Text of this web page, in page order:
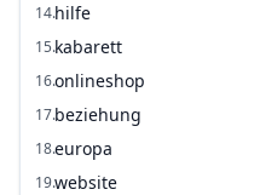
14.hilfe
15.kabarett
16.onlineshop
17.beziehung
18.europa
19.website